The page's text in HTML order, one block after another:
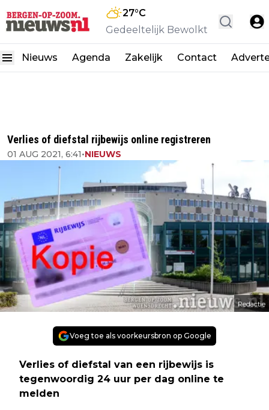
27°C
Gedeeltelijk Bewolkt
Nieuws Agenda Zakelijk Contact
Verlies of diefstal rijbewijs online registreren
01 AUG 2021, 6:41•NIEUWS
Redactie
Voeg toe als voorkeursbron op Google
Verlies of diefstal van een rijbewijs is
tegenwoordig 24 uur per dag online te
melden